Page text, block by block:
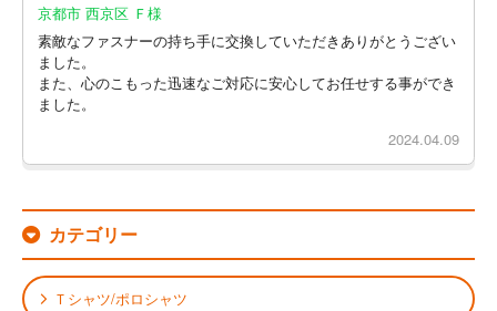
京都市 西京区 Ｆ様
素敵なファスナーの持ち手に交換していただきありがとうござい
ました。
また、心のこもった迅速なご対応に安心してお任せする事ができ
ました。
2024.04.09
カテゴリー
Ｔシャツ/ポロシャツ